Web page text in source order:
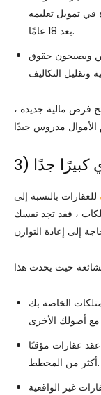
في تمويل تعليمه
بعد 18 عامًا.
ويصبحون حقوق
فرص مالية جديدة ،
كبيرًا جدًا
للعقارات بالنسبة إلى
، فقد تجد نفسك
الخاصة بك
عقد عقارات مؤقتًا
أكثر من المخطط.
غير الواقعية